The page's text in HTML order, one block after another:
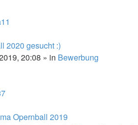
2020 gesucht :)
20:08 » in Bewerbung
Opernball 2019